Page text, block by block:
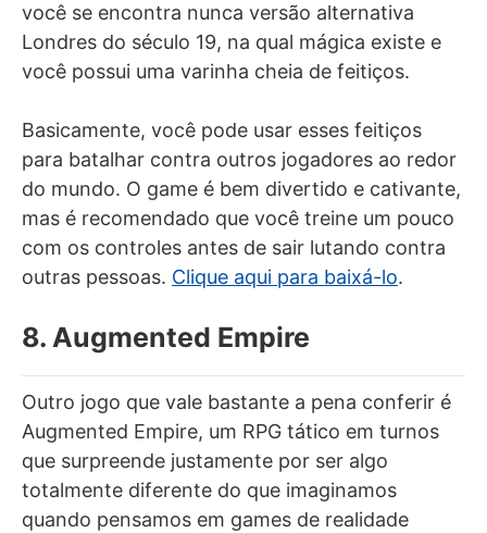
você se encontra nunca versão alternativa
Londres do século 19, na qual mágica existe e
você possui uma varinha cheia de feitiços.
Basicamente, você pode usar esses feitiços
para batalhar contra outros jogadores ao redor
do mundo. O game é bem divertido e cativante,
mas é recomendado que você treine um pouco
com os controles antes de sair lutando contra
outras pessoas. Clique aqui para baixá-lo.
8. Augmented Empire
Outro jogo que vale bastante a pena conferir é
Augmented Empire, um RPG tático em turnos
que surpreende justamente por ser algo
totalmente diferente do que imaginamos
quando pensamos em games de realidade